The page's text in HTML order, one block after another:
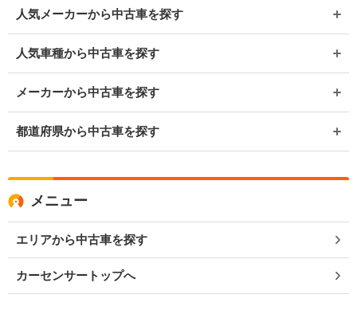
人気メーカーから中古車を探す
人気車種から中古車を探す
メーカーから中古車を探す
都道府県から中古車を探す
メニュー
エリアから中古車を探す
カーセンサートップへ